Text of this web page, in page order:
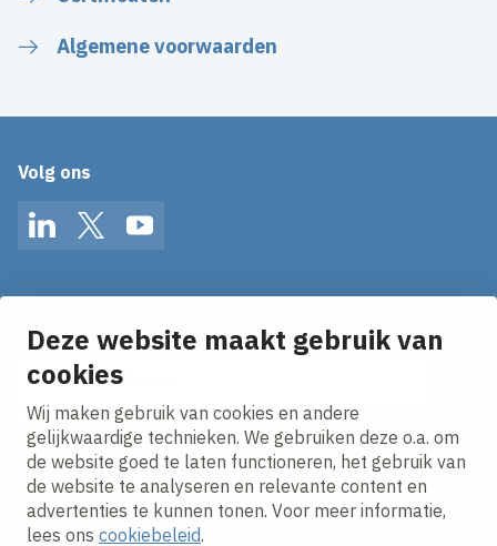
Deze website maakt gebruik van
cookies
Wij maken gebruik van cookies en andere
gelijkwaardige technieken. We gebruiken deze o.a. om
de website goed te laten functioneren, het gebruik van
de website te analyseren en relevante content en
advertenties te kunnen tonen. Voor meer informatie,
lees ons cookiebeleid.
Algemene voorwaarden
Volg ons
LinkedInTwitterYouTube
Ontvang onze nieuws alerts in je mailbox!
E-mailadres
Ik ga akkoord met hetprivacy statement.